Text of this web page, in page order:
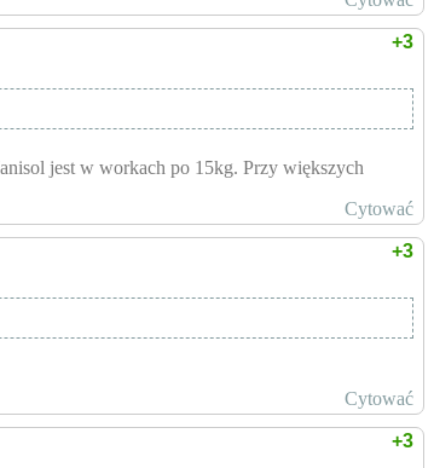
+3
jest w workach po 15kg. Przy większych
Cytować
+3
Cytować
+3